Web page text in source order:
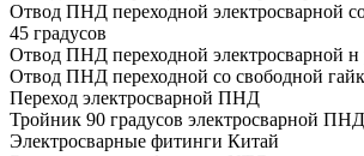
Отвод ПНД переходной электросварной
45 градусов
Отвод ПНД переходной электросварной н
Отвод ПНД переходной со свободной
Переход электросварной ПНД
Тройник 90 градусов электросварной ПНД
Электросварные фитинги Китай